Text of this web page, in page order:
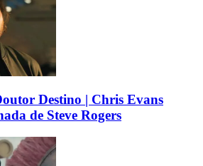
Destino | Chris Evans
de Steve Rogers